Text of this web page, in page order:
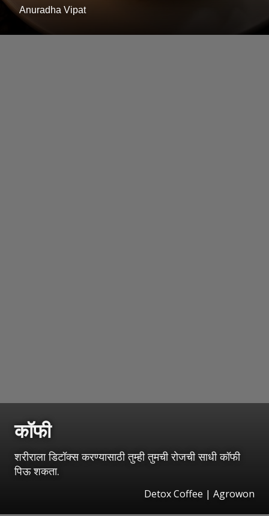
Anuradha Vipat
कॉफी
शरीराला डिटॉक्स करण्यासाठी तुम्ही तुमची रोजची साधी कॉफी
पिऊ शकता.
Detox Coffee | Agrowon